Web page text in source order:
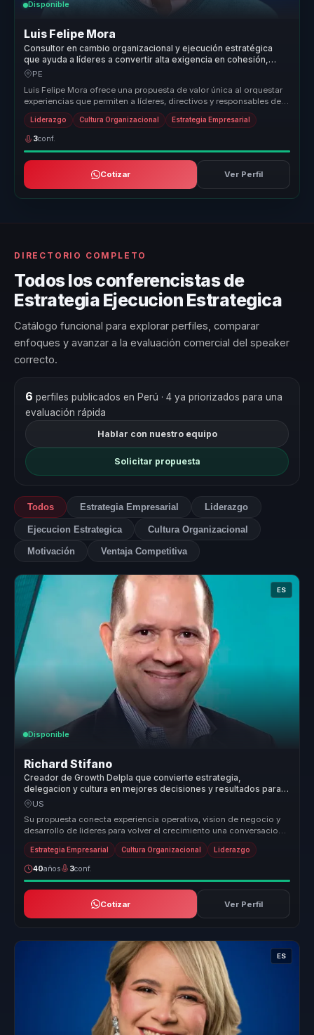
Disponible
Luis Felipe Mora
Consultor en cambio organizacional y ejecución estratégica
que ayuda a líderes a convertir alta exigencia en cohesión,
influencia y resultados.
PE
Luis Felipe Mora ofrece una propuesta de valor única al orquestar
experiencias que permiten a líderes, directivos y responsables de
equip...
Liderazgo Cultura Organizacional Estrategia Empresarial
3conf.
Cotizar Ver Perfil
DIRECTORIO COMPLETO
Todos los conferencistas de
Estrategia Ejecucion Estrategica
Catálogo funcional para explorar perfiles, comparar
enfoques y avanzar a la evaluación comercial del speaker
correcto.
6 perfiles publicados en Perú · 4 ya priorizados para una
evaluación rápida
Hablar con nuestro equipo
Solicitar propuesta
Todos Estrategia Empresarial Liderazgo
Ejecucion Estrategica Cultura Organizacional
Motivación Ventaja Competitiva
ES
Disponible
Richard Stifano
Creador de Growth Delpla que convierte estrategia,
delegacion y cultura en mejores decisiones y resultados para
empresas familiares.
US
Su propuesta conecta experiencia operativa, vision de negocio y
desarrollo de lideres para volver el crecimiento una conversacion
mas est...
Estrategia Empresarial Cultura Organizacional Liderazgo
40años 3conf.
Cotizar Ver Perfil
ES